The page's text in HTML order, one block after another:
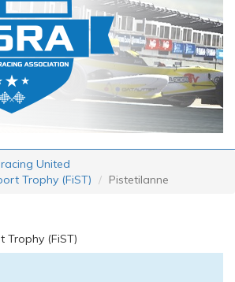
United
Trophy (FiST)
Pistetilanne
Trophy (FiST)